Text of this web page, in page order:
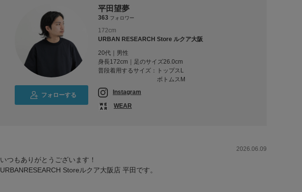
フォローする
平田望夢
363 フォロワー
172cm
URBAN RESEARCH Store ルクア大阪
20代｜男性
身長172cm｜足のサイズ26.0cm
普段着用するサイズ：
トップスL
ボトムスM
Instagram
WEAR
2026.06.09
いつもありがとうございます！
URBANRESEARCH Storeルクア大阪店 平田です。